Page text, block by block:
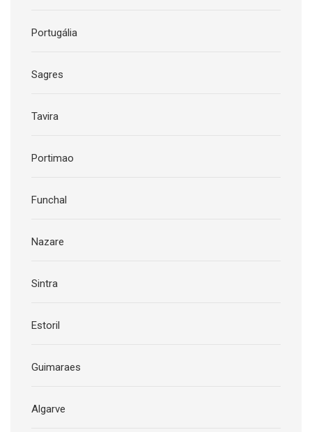
Portugália
Sagres
Tavira
Portimao
Funchal
Nazare
Sintra
Estoril
Guimaraes
Algarve